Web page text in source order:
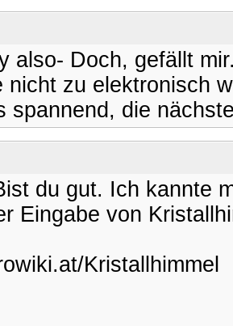
also- Doch, gefällt
nicht zu elektronisch
spannend, die
du gut. Ich kannte
Eingabe von
Kristallhimmel